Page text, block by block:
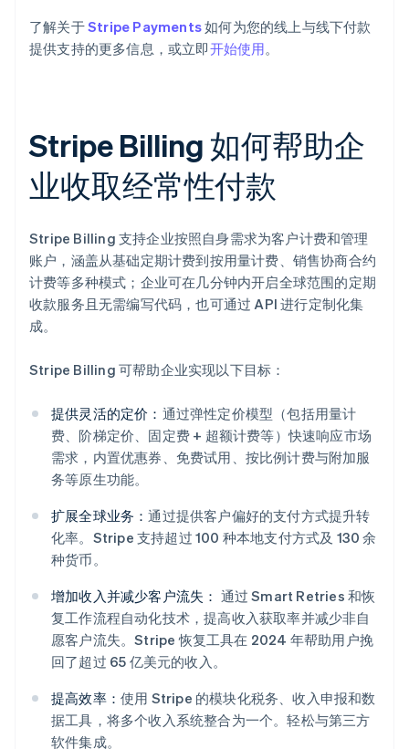
了解关于Stripe Payments如何为您的线上与线下付款
提供支持的更多信息，或立即开始使用。
Stripe Billing 如何帮助企
业收取经常性付款
Stripe Billing 支持企业按照自身需求为客户计费和管理
账户，涵盖从基础定期计费到按用量计费、销售协商合约
计费等多种模式；企业可在几分钟内开启全球范围的定期
收款服务且无需编写代码，也可通过 API 进行定制化集
成。
Stripe Billing 可帮助企业实现以下目标：
提供灵活的定价： 通过弹性定价模型（包括用量计
费、阶梯定价、固定费 + 超额计费等）快速响应市场
需求，内置优惠券、免费试用、按比例计费与附加服
务等原生功能。
扩展全球业务：通过提供客户偏好的支付方式提升转
化率。Stripe 支持超过 100 种本地支付方式及 130 余
种货币。
增加收入并减少客户流失： 通过 Smart Retries 和恢
复工作流程自动化技术，提高收入获取率并减少非自
愿客户流失。Stripe 恢复工具在 2024 年帮助用户挽
回了超过 65 亿美元的收入。
提高效率： 使用 Stripe 的模块化税务、收入申报和数
据工具，将多个收入系统整合为一个。轻松与第三方
软件集成。
阿联酋
爱尔兰
English
爱沙尼亚
English
奥地利
澳大利亚
English
巴西